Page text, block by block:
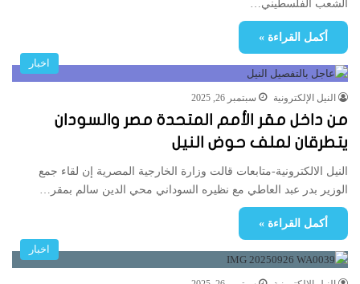
الشعب الفلسطيني…
أكمل القراءة »
اخبار
النيل الإلكترونية سبتمبر 26, 2025
من داخل مقر الأمم المتحدة مصر والسودان
يتطرقان لملف حوض النيل
النيل الالكترونية-متابعات قالت وزارة الخارجية المصرية إن لقاء جمع
الوزير بدر عبد العاطي مع نظيره السوداني محي الدين سالم بمقر…
أكمل القراءة »
اخبار